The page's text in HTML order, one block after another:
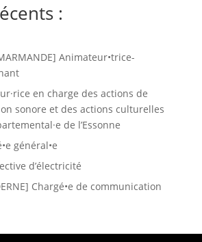
:
Animateur•trice-
en charge des actions de
sonore et des actions culturelles
de l’Essonne
général•e
d’électricité
Chargé•e de communication